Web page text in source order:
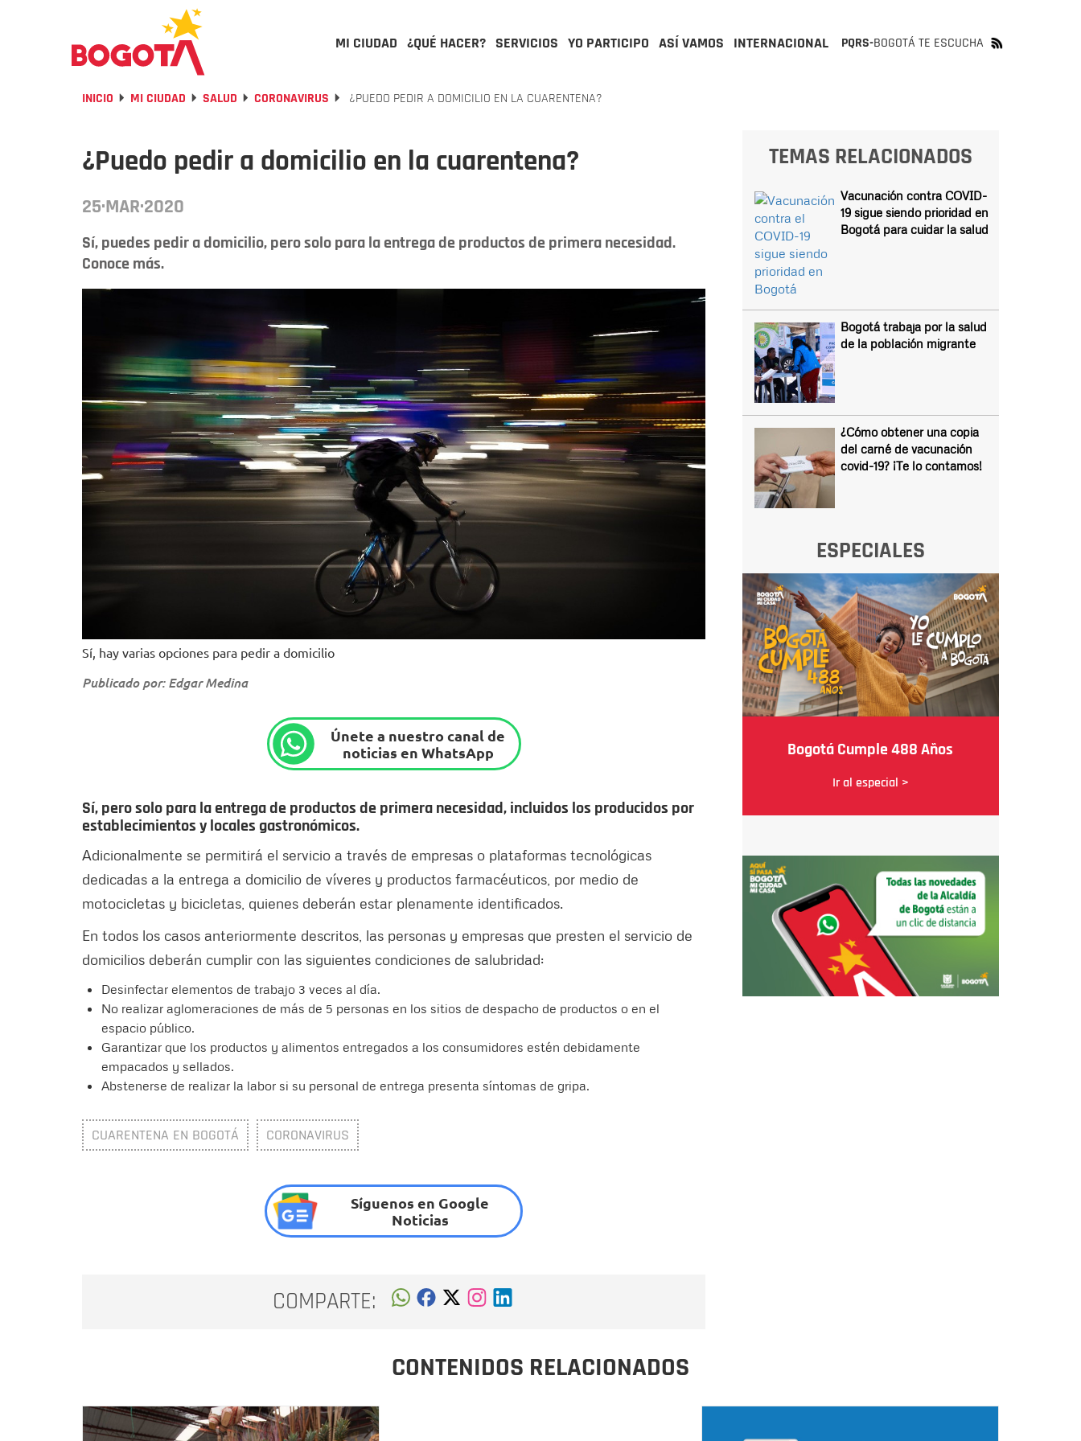
MI CIUDAD ¿QUÉ HACER? SERVICIOS YO PARTICIPO ASÍ VAMOS INTERNACIONAL PQRS-BOGOTÁ TE ESCUCHA
INICIO MI CIUDAD SALUD CORONAVIRUS ¿PUEDO PEDIR A DOMICILIO EN LA CUARENTENA?
¿Puedo pedir a domicilio en la cuarentena?
25·MAR·2020
Sí, puedes pedir a domicilio, pero solo para la entrega de productos de primera necesidad.
Conoce más.
Sí, hay varias opciones para pedir a domicilio
Publicado por: Edgar Medina
Únete a nuestro canal de
noticias en WhatsApp
Sí, pero solo para la entrega de productos de primera necesidad, incluidos los producidos por
establecimientos y locales gastronómicos.
Adicionalmente se permitirá el servicio a través de empresas o plataformas tecnológicas
dedicadas a la entrega a domicilio de víveres y productos farmacéuticos, por medio de
motocicletas y bicicletas, quienes deberán estar plenamente identificados.
En todos los casos anteriormente descritos, las personas y empresas que presten el servicio de
domicilios deberán cumplir con las siguientes condiciones de salubridad:
Desinfectar elementos de trabajo 3 veces al día.
No realizar aglomeraciones de más de 5 personas en los sitios de despacho de productos o en el
espacio público.
Garantizar que los productos y alimentos entregados a los consumidores estén debidamente
empacados y sellados.
Abstenerse de realizar la labor si su personal de entrega presenta síntomas de gripa.
CUARENTENA EN BOGOTÁ CORONAVIRUS
Síguenos en Google
Noticias
COMPARTE:
TEMAS RELACIONADOS
Vacunación contra COVID-
19 sigue siendo prioridad en
Bogotá para cuidar la salud
Bogotá trabaja por la salud
de la población migrante
¿Cómo obtener una copia
del carné de vacunación
covid-19? ¡Te lo contamos!
ESPECIALES
Bogotá Cumple 488 Años
Ir al especial >
CONTENIDOS RELACIONADOS